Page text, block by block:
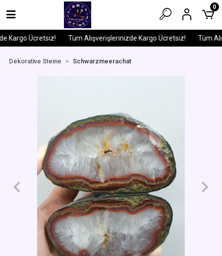
Kargo Ücretsiz! Tüm Alışverişlerinizde Kargo Ücretsiz! Tüm
0
Dekorative Steine Schwarzmeerachat